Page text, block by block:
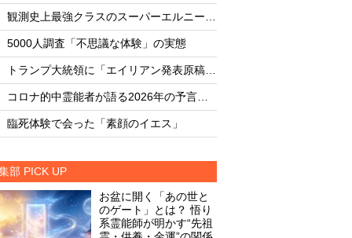
・
・
5000人調査「不思議な体験」の実態
・
・
・
臨死体験で会った「素顔のイエス」
部 PICK UP
お盆に開く「あの世と
のゲート」とは？ 悟り
系霊能師が明かす“先祖